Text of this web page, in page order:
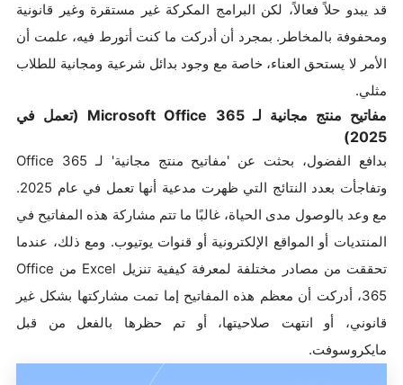
قد يبدو حلاً فعالاً، لكن البرامج المكركة غير مستقرة وغير قانونية
ومحفوفة بالمخاطر. بمجرد أن أدركت ما كنت أتورط فيه، علمت أن
الأمر لا يستحق العناء، خاصة مع وجود بدائل شرعية ومجانية للطلاب
مثلي.
مفاتيح منتج مجانية لـ Microsoft Office 365 (تعمل في
2025)
بدافع الفضول، بحثت عن 'مفاتيح منتج مجانية' لـ Office 365
وتفاجأت بعدد النتائج التي ظهرت مدعية أنها تعمل في عام 2025.
مع وعد بالوصول مدى الحياة، غالبًا ما تتم مشاركة هذه المفاتيح في
المنتديات أو المواقع الإلكترونية أو قنوات يوتيوب. ومع ذلك، عندما
تحققت من مصادر مختلفة لمعرفة كيفية تنزيل Excel من Office
365، أدركت أن معظم هذه المفاتيح إما تمت مشاركتها بشكل غير
قانوني، أو انتهت صلاحيتها، أو تم حظرها بالفعل من قبل
مايكروسوفت.